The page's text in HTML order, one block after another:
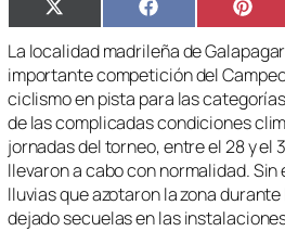
Compartir
en
X
(Twitter)
Compartir
en
Facebook
en
La localidad madrileña de
importante competición del
ciclismo en pista para las
de las complicadas condiciones
jornadas del torneo, entre el 28 y el
llevaron a cabo con normalidad.
lluvias que azotaron la zona
dejado secuelas en las